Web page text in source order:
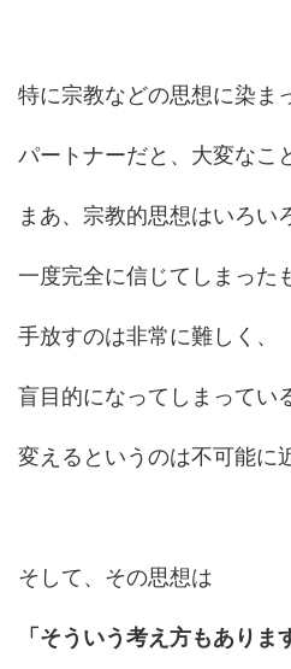
特に宗教などの思想に染ま
パートナーだと、大変なこ
まあ、宗教的思想はいろい
一度完全に信じてしまった
手放すのは非常に難しく、
盲目的になってしまってい
変えるというのは不可能に
そして、その思想は
「そういう考え方もありま